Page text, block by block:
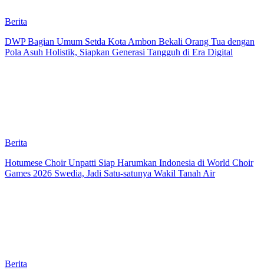
Berita
DWP Bagian Umum Setda Kota Ambon Bekali Orang Tua dengan
Pola Asuh Holistik, Siapkan Generasi Tangguh di Era Digital
Berita
Hotumese Choir Unpatti Siap Harumkan Indonesia di World Choir
Games 2026 Swedia, Jadi Satu-satunya Wakil Tanah Air
Berita